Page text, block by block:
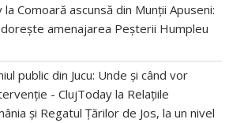
laComoară ascunsă din Munții Apuseni:
dorește amenajarea Peșterii Humpleu
public din Jucu: Unde și când vor
- ClujToday la Relațiile
și Regatul Țărilor de Jos, la un nivel